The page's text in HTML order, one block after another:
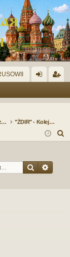
og
uj
ej
tru
Gospodarka i przedsiębiorstwa
"ŻDIR" - Kolej Imperium Rusowii
Szukaj